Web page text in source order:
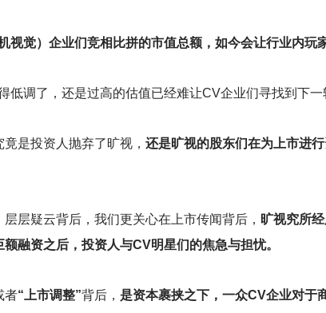
视觉）企业们竞相比拼的市值总额，如今会让行业内玩
低调了，还是过高的估值已经难让CV企业们寻找到下一
竟是投资人抛弃了旷视， 还是旷视的股东们在为上市进
层层疑云背后，我们更关心在上市传闻背后， 旷视究所
融资之后，投资人与CV明星们的焦急与担忧。
者“上市调整”背后， 是资本裹挟之下，一众CV企业对于